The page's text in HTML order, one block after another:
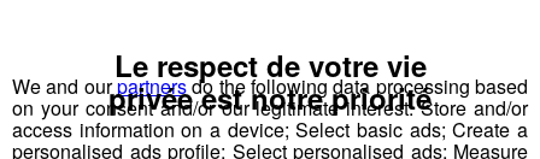
We and ourpartnersdo the following data processing based
on your consent and/or our legitimate interest: Store and/or
access information on a device; Select basic ads; Create a
personalised ads profile; Select personalised ads; Measure
Le respect de votre vie
privée est notre priorité